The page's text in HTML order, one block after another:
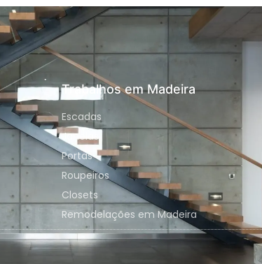
Trabalhos em Madeira
Escadas
Janelas
Portas
Roupeiros
Closets
Remodelações em Madeira